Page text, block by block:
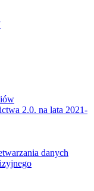
2.0. na lata 2021-
danych